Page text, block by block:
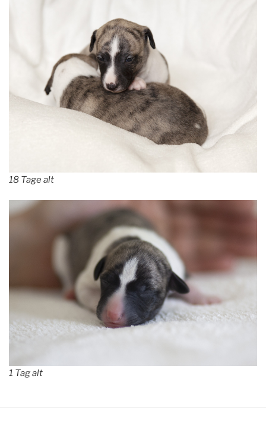
18 Tage alt
1 Tag alt